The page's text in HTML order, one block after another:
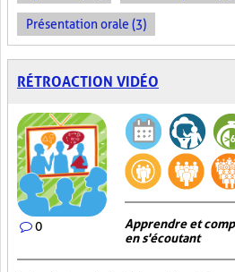
Présentation orale (3)
RÉTROACTION VIDÉO
0
Apprendre et
en s'écoutant